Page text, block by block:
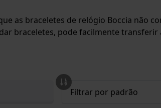
as braceletes de relógio Boccia não
braceletes, pode facilmente